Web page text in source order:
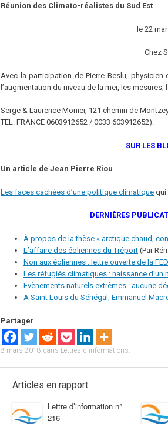
Réunion des Climato-réalistes du Sud Est
le 22
Chez
Avec la participation de Pierre Beslu,
l’augmentation du niveau de la mer, les mesures,
Serge & Laurence Monier, 121 chemin de
TEL. FRANCE 0603912652 / 0033 603912652).
SUR LES
Un article de Jean Pierre Riou
Les faces cachées d’une politique climatique qui
DERNIÈRES
À propos de la thèse « arctique chaud,
L’affaire des éoliennes du Tréport (Par
Non aux éoliennes : lettre ouverte de la
Les réfugiés climatiques : naissance d’un
Evènements naturels extrêmes : aucune
A Saint Louis du Sénégal, Emmanuel
Partager
8 mars 2018 dans Lettres d'informations
Articles en rapport
Lettre d’information n°
216